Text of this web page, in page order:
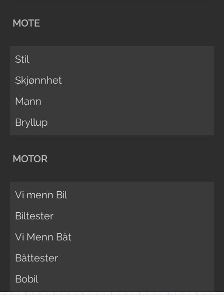
MOTE
Stil
Skjønnhet
Mann
Bryllup
MOTOR
Vi menn Bil
Biltester
Vi Menn Båt
Båttester
Bobil